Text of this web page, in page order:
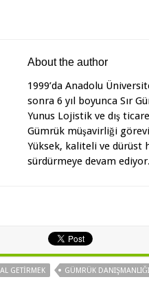
About the author
1999’da Anadolu
sonra 6 yıl boyunca Sır
Yunus Lojistik ve dış
Gümrük müşavirliği
Yüksek, kaliteli ve dürüst
sürdürmeye devam ediyor.
GETIRMEK GÜMRÜK DANIŞMANLIĞI